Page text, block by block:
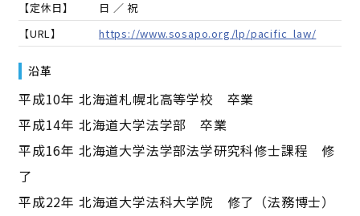
【定休日】
日 ／ 祝
【URL】
https://www.sosapo.org/lp/pacific_law/
沿革
平成10年 北海道札幌北高等学校 卒業
平成14年 北海道大学法学部 卒業
平成16年 北海道大学法学部法学研究科修士課程 修
了
平成22年 北海道大学法科大学院 修了（法務博士）